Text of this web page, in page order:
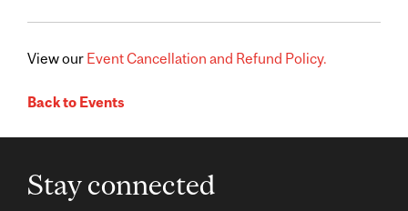
View our Event Cancellation and Refund Policy.
Back to Events
Stay connected